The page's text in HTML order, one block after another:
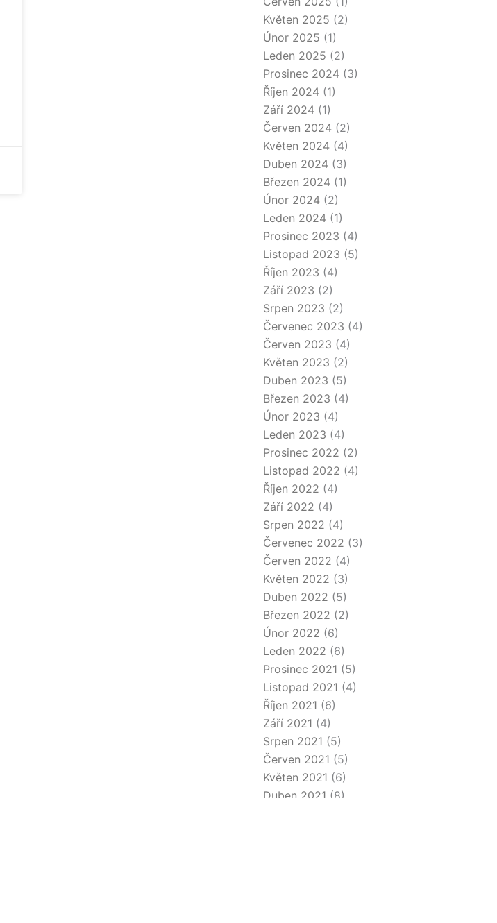
Květen 2025 (2)
Únor 2025 (1)
Leden 2025 (2)
Prosinec 2024 (3)
Říjen 2024 (1)
Září 2024 (1)
Červen 2024 (2)
Květen 2024 (4)
Duben 2024 (3)
Březen 2024 (1)
Únor 2024 (2)
Leden 2024 (1)
Prosinec 2023 (4)
Listopad 2023 (5)
Říjen 2023 (4)
Září 2023 (2)
Srpen 2023 (2)
Červenec 2023 (4)
Červen 2023 (4)
Květen 2023 (2)
Duben 2023 (5)
Březen 2023 (4)
Únor 2023 (4)
Leden 2023 (4)
Prosinec 2022 (2)
Listopad 2022 (4)
Říjen 2022 (4)
Září 2022 (4)
Srpen 2022 (4)
Červenec 2022 (3)
Červen 2022 (4)
Květen 2022 (3)
Duben 2022 (5)
Březen 2022 (2)
Únor 2022 (6)
Leden 2022 (6)
Prosinec 2021 (5)
Listopad 2021 (4)
Říjen 2021 (6)
Září 2021 (4)
Srpen 2021 (5)
Červen 2021 (5)
Květen 2021 (6)
Duben 2021 (8)